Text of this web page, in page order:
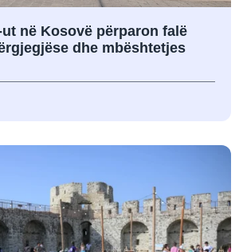
në Kosovë përparon falë
dhe mbështetjes